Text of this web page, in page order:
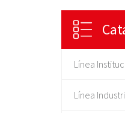
Línea
Línea